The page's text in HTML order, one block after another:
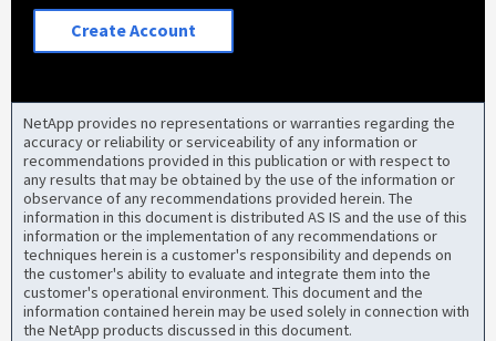
Create Account
NetApp provides no representations or warranties regarding the
accuracy or reliability or serviceability of any information or
recommendations provided in this publication or with respect to
any results that may be obtained by the use of the information or
observance of any recommendations provided herein. The
information in this document is distributed AS IS and the use of this
information or the implementation of any recommendations or
techniques herein is a customer's responsibility and depends on
the customer's ability to evaluate and integrate them into the
customer's operational environment. This document and the
information contained herein may be used solely in connection with
the NetApp products discussed in this document.